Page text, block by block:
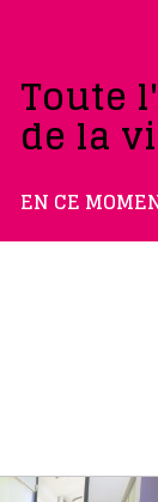
Toute
de la
EN CE